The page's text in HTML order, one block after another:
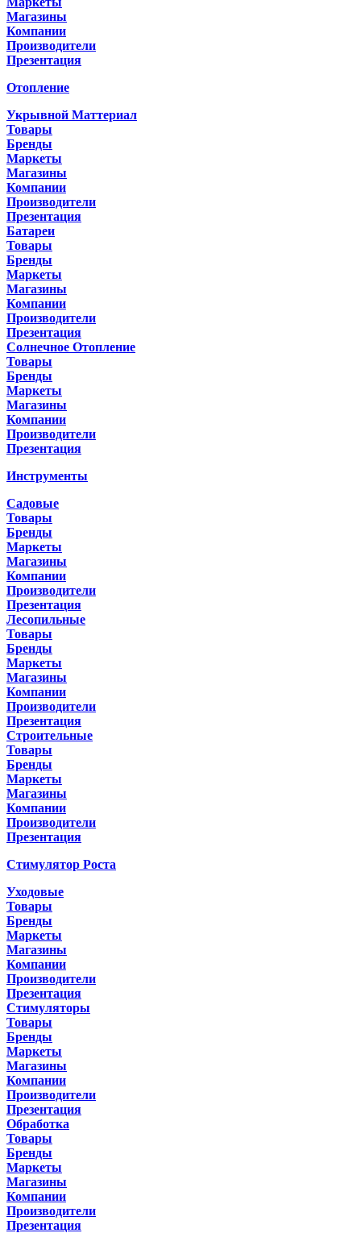
Магазины
Компании
Производители
Презентация
Отопление
Укрывной Маттериал
Товары
Бренды
Маркеты
Магазины
Компании
Производители
Презентация
Батареи
Товары
Бренды
Маркеты
Магазины
Компании
Производители
Презентация
Солнечное Отопление
Товары
Бренды
Маркеты
Магазины
Компании
Производители
Презентация
Инструменты
Садовые
Товары
Бренды
Маркеты
Магазины
Компании
Производители
Презентация
Лесопильные
Товары
Бренды
Маркеты
Магазины
Компании
Производители
Презентация
Строительные
Товары
Бренды
Маркеты
Магазины
Компании
Производители
Презентация
Стимулятор Роста
Уходовые
Товары
Бренды
Маркеты
Магазины
Компании
Производители
Презентация
Стимуляторы
Товары
Бренды
Маркеты
Магазины
Компании
Производители
Презентация
Обработка
Товары
Бренды
Маркеты
Магазины
Компании
Производители
Презентация